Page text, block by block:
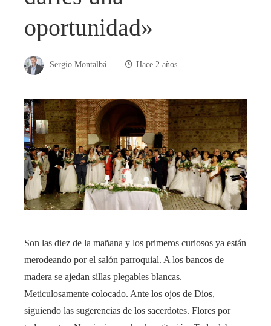
oportunidad»
Sergio Montalbá Hace 2 años
Son las diez de la mañana y los primeros curiosos ya están
merodeando por el salón parroquial. A los bancos de
madera se ajedan sillas plegables blancas.
Meticulosamente colocado. Ante los ojos de Dios,
siguiendo las sugerencias de los sacerdotes. Flores por